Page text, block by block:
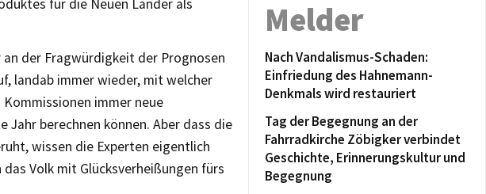
für die Neuen Länder als
der Fragwürdigkeit der Prognosen
landab immer wieder, mit welcher
immer neue
berechnen können. Aber dass die
wissen die Experten eigentlich
Volk mit Glücksverheißungen fürs
Melder
Nach Vandalismus-Schaden:
Einfriedung des Hahnemann-
Denkmals wird restauriert
Tag der Begegnung an der
Fahrradkirche Zöbigker verbindet
Geschichte, Erinnerungskultur und
Begegnung